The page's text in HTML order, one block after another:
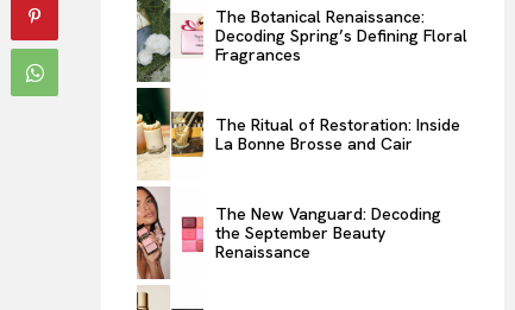
INTELLIGENCE
FASHION INDUSTRY
BEAUTY UNIVERSE
PORTRAITS
ENTERTAINMENT
THE TASTE
LUXE MOTION
VIỆT NAM
SPORT
The Botanical Renaissance:
Decoding Spring’s Defining Floral
Fragrances
The Ritual of Restoration: Inside
La Bonne Brosse and Cair
The New Vanguard: Decoding
the September Beauty
Renaissance